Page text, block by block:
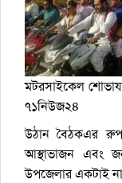
মটরসাইকেল
৭১নিউজ২৪
উঠান বৈঠকএর
আস্থাভাজন এবং
উপজেলার একটাই